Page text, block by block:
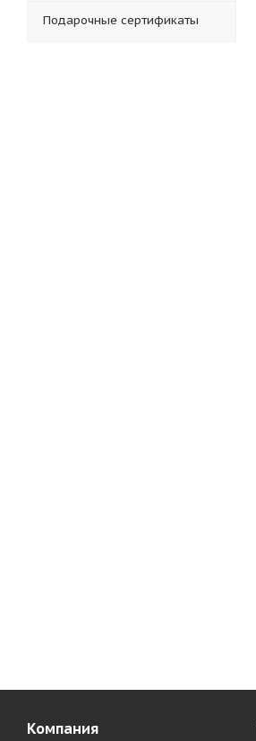
Подарочные сертификаты
Компания